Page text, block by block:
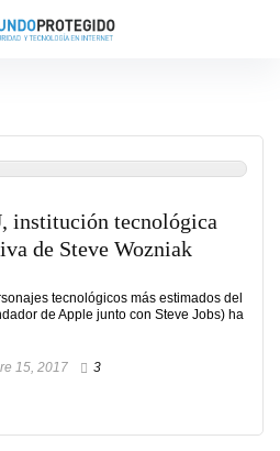
institución tecnológica
de Steve Wozniak
tecnológicos más estimados del
de Apple junto con Steve Jobs) ha
15, 2017 3